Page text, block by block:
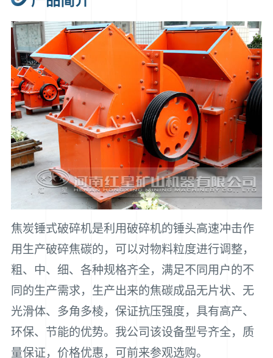
焦炭锤式破碎机是利用破碎机的锤头高速冲击作
用生产破碎焦碳的，可以对物料粒度进行调整，
粗、中、细、各种规格齐全，满足不同用户的不
同的生产需求，生产出来的焦碳成品无片状、无
光滑体、多角多棱，保证抗压强度，具有高产、
环保、节能的优势。我公司该设备型号齐全，质
量保证，价格优惠，可前来参观选购。